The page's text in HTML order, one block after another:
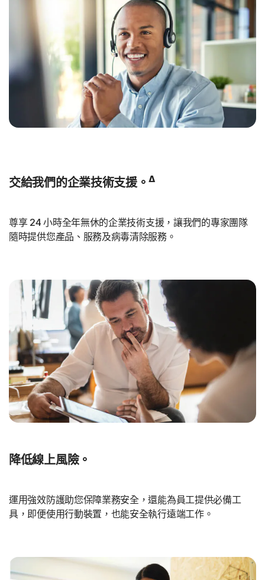
交給我們的企業技術支援。Δ
尊享 24 小時全年無休的企業技術支援，讓我們的專家團隊
隨時提供您產品、服務及病毒清除服務。
降低線上風險。
運用強效防護助您保障業務安全，還能為員工提供必備工
具，即便使用行動裝置，也能安全執行遠端工作。